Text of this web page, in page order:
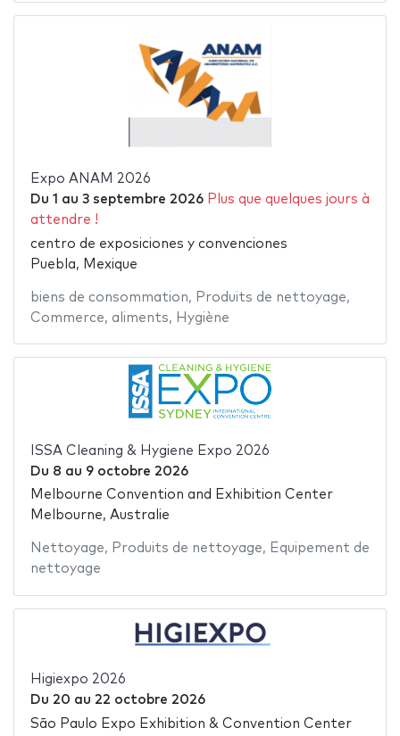
Expo ANAM 2026
Du 1 au 3 septembre 2026 Plus que quelques jours à
attendre !
centro de exposiciones y convenciones
Puebla, Mexique
biens de consommation, Produits de nettoyage,
Commerce, aliments, Hygiène
ISSA Cleaning & Hygiene Expo 2026
Du 8 au 9 octobre 2026
Melbourne Convention and Exhibition Center
Melbourne, Australie
Nettoyage, Produits de nettoyage, Equipement de
nettoyage
Higiexpo 2026
Du 20 au 22 octobre 2026
São Paulo Expo Exhibition & Convention Center